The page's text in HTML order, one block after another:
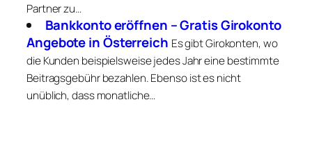
Partner zu…
Bankkonto eröffnen – Gratis Girokonto
Angebote in Österreich Es gibt Girokonten, wo
die Kunden beispielsweise jedes Jahr eine bestimmte
Beitragsgebühr bezahlen. Ebenso ist es nicht
unüblich, dass monatliche…